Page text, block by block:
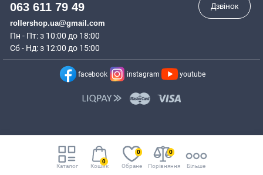
Каталог
0
Кошик Обране
0
Порівняння
0
Більше
063 611 79 49
rollershop.ua@gmail.com
Пн - Пт: з 10:00 до 18:00
Сб - Нд: з 12:00 до 15:00
Дзвінок
facebook instagram youtube